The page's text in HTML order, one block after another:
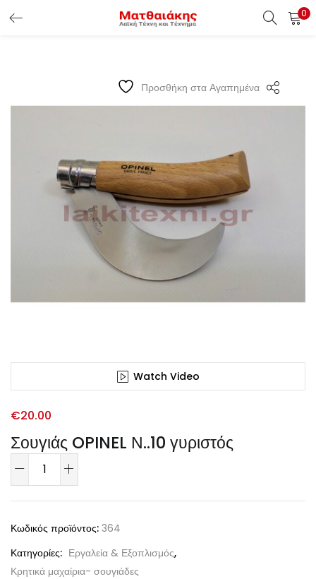
0
Προσθήκη στα Αγαπημένα
Watch Video
Σουγιάς OPINEL Ν..10 γυριστός
€20.00
Κωδικός προϊόντος: 364
Κατηγορίες: Εργαλεία & Εξοπλισμός,
Κρητικά μαχαίρια- σουγιάδες
ΕΊΣΟΔΟΣ ΠΕΛΑΤΏΝ
Υπενθύμιση κωδικού
Είσοδος Πελατών
Χάσατε τον κωδικό σας ?